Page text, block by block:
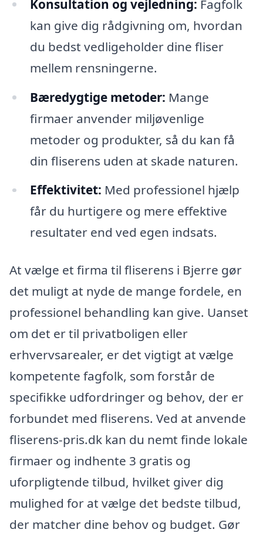
Konsultation og vejledning: Fagfolk
kan give dig rådgivning om, hvordan
du bedst vedligeholder dine fliser
mellem rensningerne.
Bæredygtige metoder: Mange
firmaer anvender miljøvenlige
metoder og produkter, så du kan få
din fliserens uden at skade naturen.
Effektivitet: Med professionel hjælp
får du hurtigere og mere effektive
resultater end ved egen indsats.
At vælge et firma til fliserens i Bjerre gør
det muligt at nyde de mange fordele, en
professionel behandling kan give. Uanset
om det er til privatboligen eller
erhvervsarealer, er det vigtigt at vælge
kompetente fagfolk, som forstår de
specifikke udfordringer og behov, der er
forbundet med fliserens. Ved at anvende
fliserens-pris.dk kan du nemt finde lokale
firmaer og indhente 3 gratis og
uforpligtende tilbud, hvilket giver dig
mulighed for at vælge det bedste tilbud,
der matcher dine behov og budget. Gør